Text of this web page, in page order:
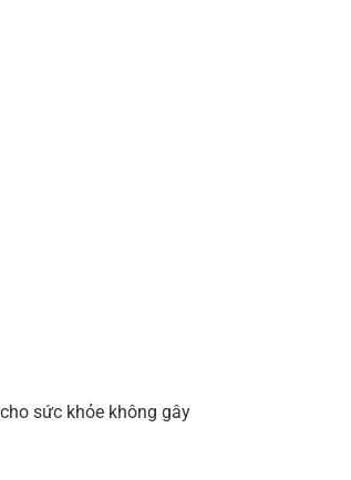
sức khỏe không gây